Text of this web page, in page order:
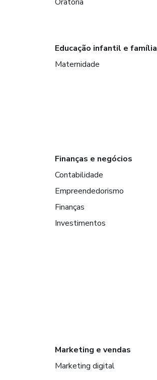
Educação infantil e família
Maternidade
Finanças e negócios
Contabilidade
Empreendedorismo
Finanças
Investimentos
Marketing e vendas
Marketing digital